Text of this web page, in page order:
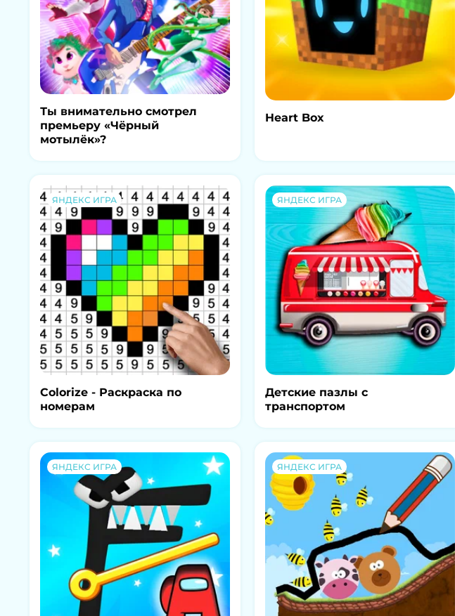
Ты внимательно смотрел
премьеру «Чёрный
мотылёк»?
Heart Box
ЯНДЕКС ИГРА
Colorize - Раскраска по
номерам
ЯНДЕКС ИГРА
Детские пазлы с
транспортом
ЯНДЕКС ИГРА ЯНДЕКС ИГРА